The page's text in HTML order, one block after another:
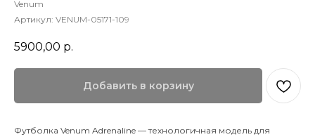
Venum
Артикул: VENUM-05171-109
5900,00 р.
Добавить в корзину
Футболка Venum Adrenaline — технологичная модель для